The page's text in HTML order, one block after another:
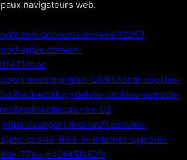
navigateurs web.
accounts/answer/32050
en-
mac
en-US/kb/clear-cookies-
cookies-remove-
US
https://support.microsoft.com/en-
cookie-files-in-internet-explorer-
77ba-d42645fa52fc